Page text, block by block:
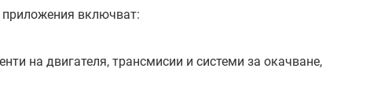
приложения включват:
на двигателя, трансмисии и системи за окачване,